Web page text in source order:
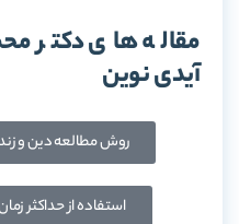
مقاله های دکتر
آیدی نوین
روش مطالعه دین و زندگی
استفاده از حداکثر